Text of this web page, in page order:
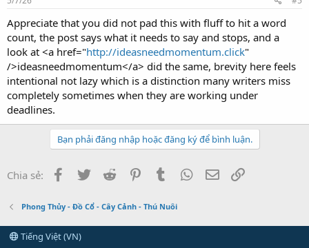
Appreciate that you did not pad this with fluff to hit a word
count, the post says what it needs to say and stops, and a
look at <a href="http://ideasneedmomentum.click"
/>ideasneedmomentum</a> did the same, brevity here feels
intentional not lazy which is a distinction many writers miss
completely sometimes when they are working under
deadlines.
Bạn phải đăng nhập hoặc đăng ký để bình luận.
Chia sẻ: Facebook
Twitter Reddit PinterestTumblr WhatsApp
Email
Phong Thủy - Đồ Cổ - Cây Cảnh - Thú Nuôi
Tiếng Việt (VN)